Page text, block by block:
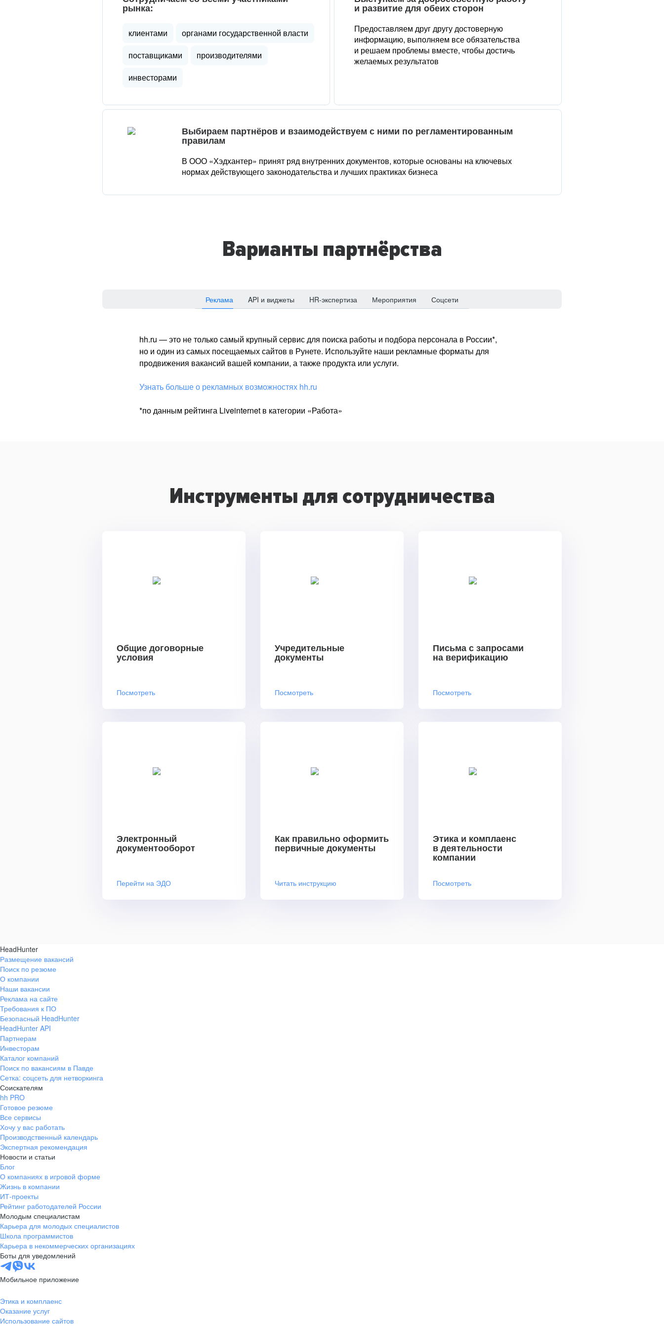
рынка:
клиентами
органами государственной власти
поставщиками
производителями
инвесторами
и развитие для обеих сторон
Предоставляем друг другу достоверную
информацию, выполняем все обязательства
и решаем проблемы вместе, чтобы достичь
желаемых результатов
Выбираем партнёров и взаимодействуем с ними по регламентированным
правилам
В ООО «Хэдхантер» принят ряд внутренних документов, которые основаны на ключевых
нормах действующего законодательства и лучших практиках бизнеса
Варианты партнёрства
Реклама API и виджеты HR-экспертиза Мероприятия Соцсети
hh.ru — это не только самый крупный сервис для поиска работы и подбора персонала в России*,
но и один из самых посещаемых сайтов в Рунете. Используйте наши рекламные форматы для
продвижения вакансий вашей компании, а также продукта или услуги.
Узнать больше о рекламных возможностях hh.ru
*по данным рейтинга Liveinternet в категории «Работа»
Инструменты для сотрудничества
Общие договорные
условия
Посмотреть
Учредительные
документы
Посмотреть
Письма с запросами
на верификацию
Посмотреть
Электронный
документооборот
Перейти на ЭДО
Как правильно оформить
первичные документы
Читать инструкцию
Этика и комплаенс
в деятельности
компании
Посмотреть
HeadHunter
Размещение вакансий
Поиск по резюме
О компании
Наши вакансии
Реклама на сайте
Требования к ПО
Безопасный HeadHunter
HeadHunter API
Партнерам
Инвесторам
Каталог компаний
Поиск по вакансиям в Павде
Сетка: соцсеть для нетворкинга
Соискателям
hh PRO
Готовое резюме
Все сервисы
Хочу у вас работать
Производственный календарь
Экспертная рекомендация
Новости и статьи
Блог
О компаниях в игровой форме
Жизнь в компании
ИТ-проекты
Рейтинг работодателей России
Молодым специалистам
Карьера для молодых специалистов
Школа программистов
Карьера в некоммерческих организациях
Боты для уведомлений
Мобильное приложение
Этика и комплаенс
Оказание услуг
Использование сайтов